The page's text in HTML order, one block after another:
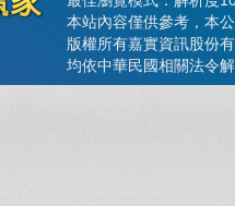
本站內容僅供參考，本
版權所有嘉實資訊股份
均依中華民國相關法令